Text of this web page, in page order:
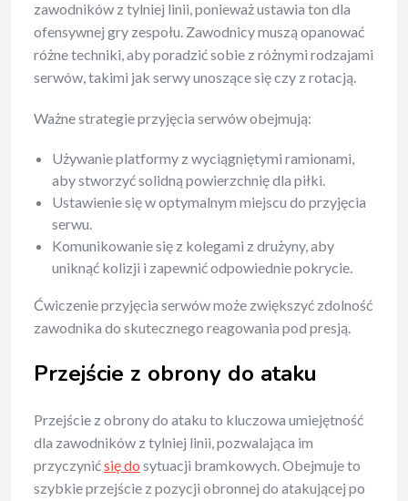
zawodników z tylniej linii, ponieważ ustawia ton dla
ofensywnej gry zespołu. Zawodnicy muszą opanować
różne techniki, aby poradzić sobie z różnymi rodzajami
serwów, takimi jak serwy unoszące się czy z rotacją.
Ważne strategie przyjęcia serwów obejmują:
Używanie platformy z wyciągniętymi ramionami,
aby stworzyć solidną powierzchnię dla piłki.
Ustawienie się w optymalnym miejscu do przyjęcia
serwu.
Komunikowanie się z kolegami z drużyny, aby
uniknąć kolizji i zapewnić odpowiednie pokrycie.
Ćwiczenie przyjęcia serwów może zwiększyć zdolność
zawodnika do skutecznego reagowania pod presją.
Przejście z obrony do ataku
Przejście z obrony do ataku to kluczowa umiejętność
dla zawodników z tylniej linii, pozwalająca im
przyczynićsię do sytuacji bramkowych. Obejmuje to
szybkie przejście z pozycji obronnej do atakującej po